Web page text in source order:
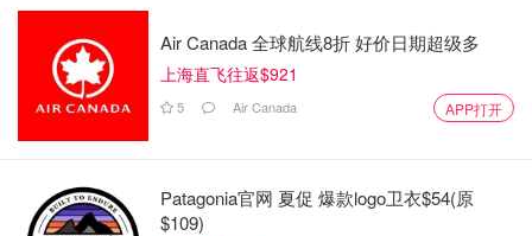
迷你夹层餐厅就在瑞典熟食店的正上方，供应经典美食，如
热狗（1 加元）、肉桂面包和松饼（1.50加元）、冷冻酸奶
甜筒冰淇淋（2加元）、纯素草莓版和越橘酱肉丸。此外，
还有新菜品，配以绿扁豆、咖喱酱、帕尔马干酪和芝麻菜或
Air Canada 全球航线8折 好价日期超级多
上海直飞往返$921
5 Air Canada APP打开
Patagonia官网 夏促 爆款logo卫衣$54(原
$109)